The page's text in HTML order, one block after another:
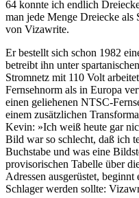
64 konnte ich endlich
man jede Menge Dreiecke als
von Vizawrite.
Er bestellt sich schon 1982
betreibt ihn unter
Stromnetz mit 110 Volt
Fernsehnorm als in Europa
einen geliehenen NTSC-
einem zusätzlichen
Kevin: »Ich weiß heute gar
Bild war so schlecht, daß ich
Buchstabe und was eine
provisorischen Tabelle über
Adressen ausgerüstet, beginnt
Schlager werden sollte: